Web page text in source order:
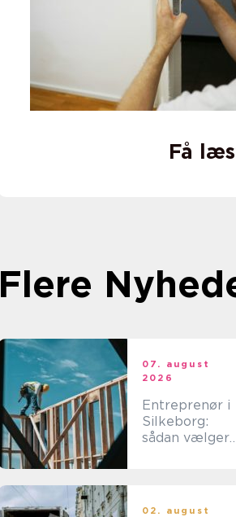
Få
Flere
07. august
2026
Entreprenør i
Silkeborg:
sådan vælger
02. august